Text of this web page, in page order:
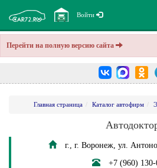
Перейти на полную версию сайта
Войти
Главная страница Каталог автофирм
г., г. Воронеж, ул.
+7 (960) 130-